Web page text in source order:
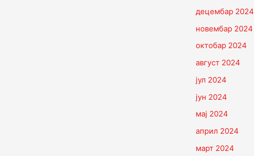
децембар 2024
новембар 2024
октобар 2024
август 2024
јул 2024
јун 2024
мај 2024
април 2024
март 2024